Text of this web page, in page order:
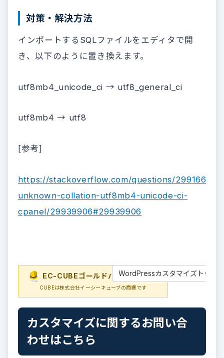
対策・解決方法
インポートするSQLファイルをエディタで開
き、以下のように置き換えます。
utf8mb4_unicode_ci → utf8_general_ci
utf8mb4 → utf8
[参考]
https://stackoverflow.com/questions/29916610/
unknown-collation-utf8mb4-unicode-ci-
cpanel/29939906#29939906
EC-CUBEゴールドパートナーEC-
CUBEは株式会社イーシーキューブの商標です
WordPressカスタマイズトップ
カスタマイズに関するお問い合
わせはこちら